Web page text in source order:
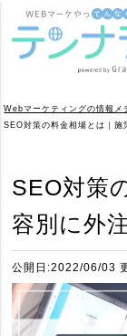
Webマーケティングの情報メ
SEO対策の料金相場とは｜施
SEO対策
容別に外
公開日:2022/06/03